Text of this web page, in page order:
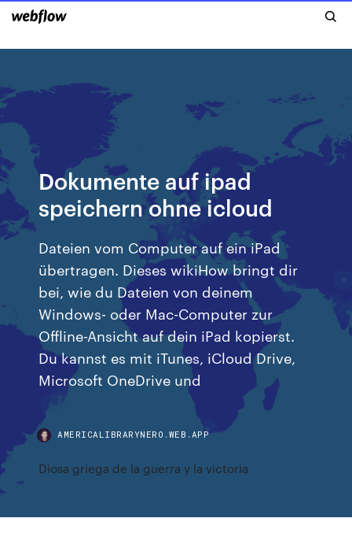
Dokumente auf ipad
speichern ohne icloud
Dateien vom Computer auf ein iPad
übertragen. Dieses wikiHow bringt dir
bei, wie du Dateien von deinem
Windows- oder Mac-Computer zur
Offline-Ansicht auf dein iPad kopierst.
Du kannst es mit iTunes, iCloud Drive,
Microsoft OneDrive und
AMERICALIBRARYNERO.WEB.APP
Diosa griega de la guerra y la victoria